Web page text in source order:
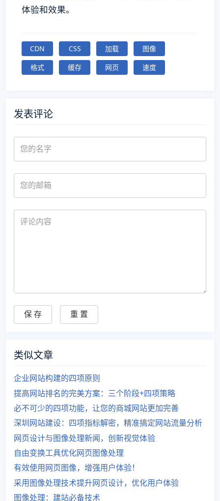
体验和效果。
CDN CSS 加载
图像
格式
缓存 网页 速度
发表评论
类似文章
企业网站构建的四项原则
提高网站排名的完美方案：三个阶段+四项策略
必不可少的四项功能，让您的商城网站更加完善
深圳网站建设：四项指标解密，精准搞定网站流量分析
网页设计与图像处理新闻，创新视觉体验
自由变换工具优化网页图像处理
有效使用网页图像，增强用户体验！
采用图像处理技术提升网页设计，优化用户体验
图像处理：建站必备技术